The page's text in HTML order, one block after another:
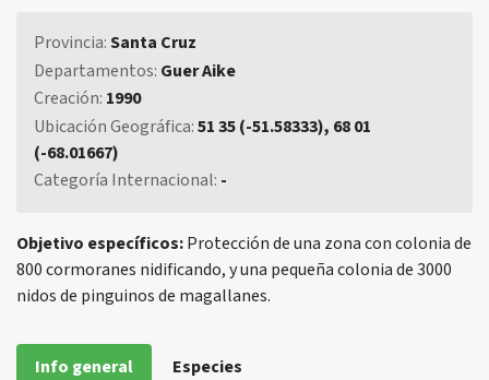
Provincia:Santa Cruz
Departamentos: Guer Aike
Creación: 1990
Ubicación Geográfica:51 35 (-51.58333), 68 01
(-68.01667)
Categoría Internacional: -
Objetivo específicos:Protección de una zona con colonia de
800 cormoranes nidificando, y una pequeña colonia de 3000
nidos de pinguinos de magallanes.
Info general Especies